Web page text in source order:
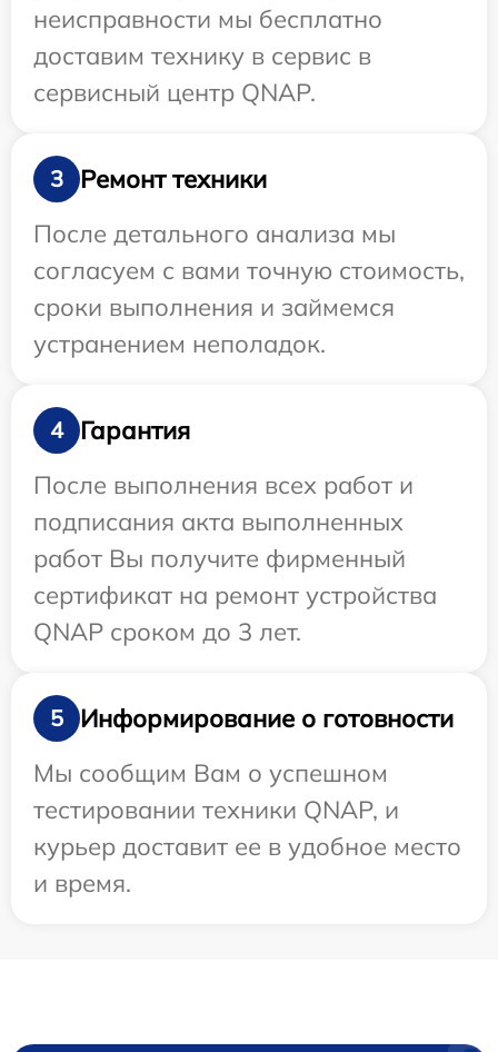
неисправности мы бесплатно
доставим технику в сервис в
сервисный центр QNAP.
3
Ремонт техники
После детального анализа мы
согласуем с вами точную стоимость,
сроки выполнения и займемся
устранением неполадок.
4
Гарантия
После выполнения всех работ и
подписания акта выполненных
работ Вы получите фирменный
сертификат на ремонт устройства
QNAP сроком до 3 лет.
5
Информирование о готовности
Мы сообщим Вам о успешном
тестировании техники QNAP, и
курьер доставит ее в удобное место
и время.